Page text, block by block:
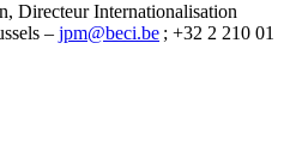
Directeur Internationalisation
– jpm@beci.be ; +32 2 210 01